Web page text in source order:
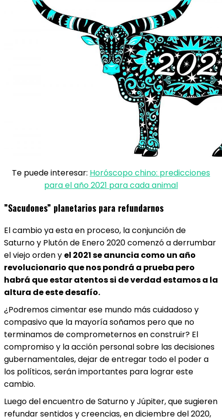
Te puede interesar: Horóscopo chino: predicciones
para el año 2021 para cada animal
​”Sacudones” planetarios para refundarnos
El cambio ya esta en proceso, la conjunción de
Saturno y Plutón de Enero 2020 comenzó a derrumbar
el viejo orden y el 2021 se anuncia como un año
revolucionario que nos pondrá a prueba pero
habrá que estar atentos si de verdad estamos a la
altura de este desafío.
¿Podremos cimentar ese mundo más cuidadoso y
compasivo que la mayoría soñamos pero que no
terminamos de comprometernos en construir? El
compromiso y la acción personal sobre las decisiones
gubernamentales, dejar de entregar todo el poder a
los políticos, serán importantes para lograr este
cambio.
Luego del encuentro de Saturno y Júpiter, que sugieren
refundar sentidos y creencias, en diciembre del 2020,